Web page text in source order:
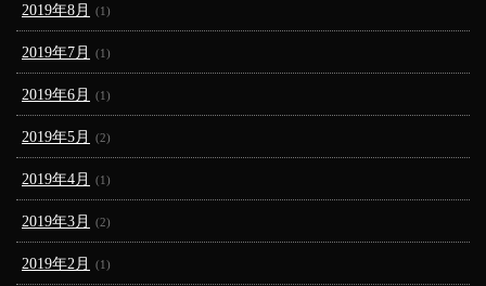
2019年8月 (1)
2019年7月 (1)
2019年6月 (1)
2019年5月 (2)
2019年4月 (1)
2019年3月 (2)
2019年2月 (1)